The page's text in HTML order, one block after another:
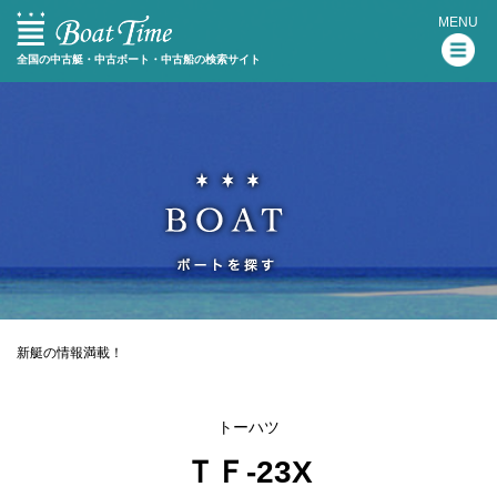
全国の中古艇・中古ボート・中古船の検索サイト
MENU
新艇の情報満載！
トーハツ
ＴＦ-23X